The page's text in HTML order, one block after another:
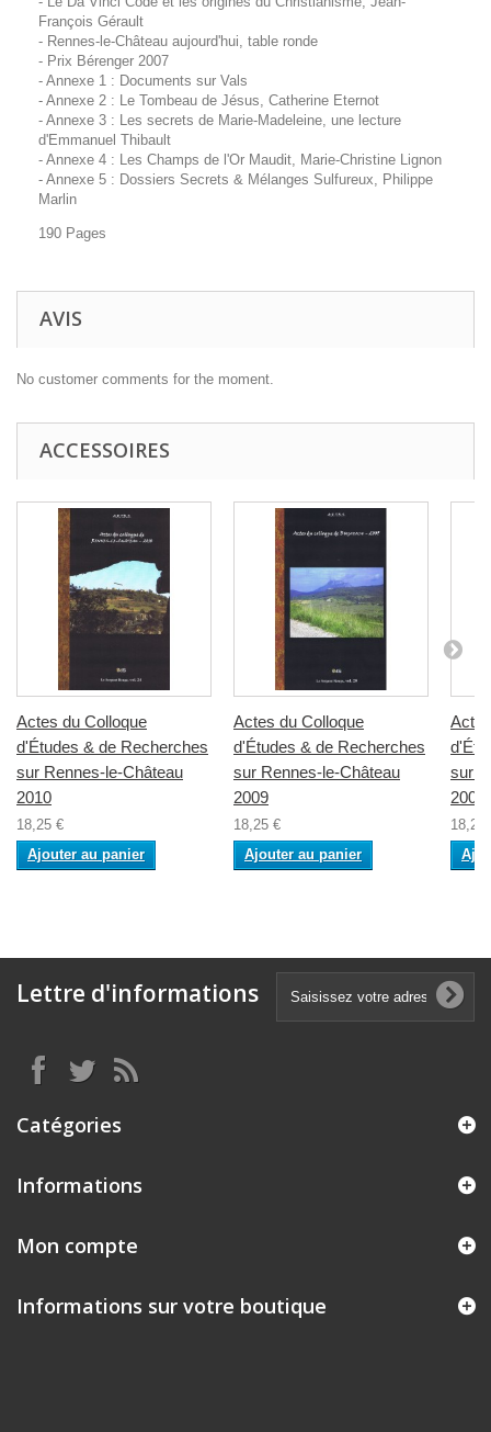
François Gérault
- Rennes-le-Château aujourd'hui, table ronde
- Prix Bérenger 2007
- Annexe 1 : Documents sur Vals
- Annexe 2 : Le Tombeau de Jésus, Catherine Eternot
- Annexe 3 : Les secrets de Marie-Madeleine, une lecture
d'Emmanuel Thibault
- Annexe 4 : Les Champs de l'Or Maudit, Marie-Christine Lignon
- Annexe 5 : Dossiers Secrets & Mélanges Sulfureux, Philippe
Marlin
190 Pages
AVIS
No customer comments for the moment.
ACCESSOIRES
Actes du Colloque
d'Études & de Recherches
sur Rennes-le-Château
2010
18,25 €
Ajouter au panier
Actes du Colloque
d'Études & de Recherches
sur Rennes-le-Château
2009
18,25 €
Ajouter au panier
sur
2008
18,25
Lettre d'informations
Catégories
Informations
Mon compte
Informations sur votre boutique